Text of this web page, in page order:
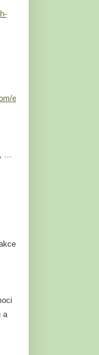
events/749824109264101
...
a